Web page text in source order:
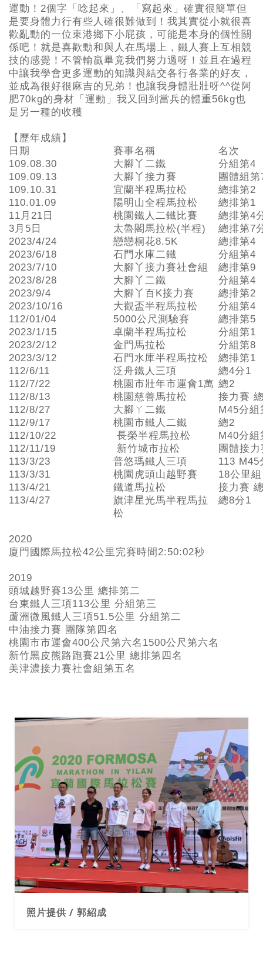
運動！2個字「唸起來」、「寫起來」確實很簡單但
是要身體力行有些人確很難做到！我其實從小就很喜
歡亂動的一位東港鄉下小屁孩，可能是本身的個性關
係吧！就是喜歡動和與人在馬場上，鐵人賽上互相競
技的感覺！不管輸贏畢竟我們努力過呀！並且在過程
中讓我學會更多運動的知識與結交各行各業的好友，
並成為很好很麻吉的兄弟！也讓我身體壯壯呀^^從阿
肥70kg的身材「運動」我又回到當兵的體重56kg也
是另一種的收穫
【歷年成績】
日期
賽事名稱
名次
109.08.30
大腳丫二鐵
分組第4
109.09.13
大腳丫接力賽
團體組第
109.10.31
宜蘭半程馬拉松
總排第2
110.01.09
陽明山全程馬拉松
總排第1
11月21日
桃園鐵人二鐵比賽
總排第4
3月5日
太魯閣馬拉松(半程)
總排第7
2023/4/24
戀戀桐花8.5K
總排第4
2023/6/18
石門水庫二鐵
分組第4
2023/7/10
大腳丫接力賽社會組
總排第9
2023/8/28
大腳丫二鐵
分組第4
2023/9/4
大腳丫百K接力賽
總排第2
2023/10/16
大觀盃半程馬拉松
分組第4
112/01/04
5000公尺測驗賽
總排第5
2023/1/15
卓蘭半程馬拉松
分組第1
2023/2/12
金門馬拉松
分組第8
2023/3/12
石門水庫半程馬拉松
總排第1
112/6/11
泛舟鐵人三項
總4分1
112/7/22
桃園市壯年市運會1萬 總2
112/8/13
桃園慈善馬拉松
接力賽
112/8/27
大腳ㄚ二鐵
M45分組
112/9/17
桃園市鐵人二鐵
總2
112/10/22
長榮半程馬拉松
M40分組
112/11/19
新竹城市拉松
團體接
113/3/23
普悠瑪鐵人三項
113 M45
113/3/31
桃園虎頭山越野賽
18公里
113/4/21
鐵道馬拉松
接力賽
113/4/27
旗津星光馬半程馬拉
松
總8分1
2020
廈門國際馬拉松42公里完賽時間2:50:02秒
2019
頭城越野賽13公里 總排第二
台東鐵人三項113公里 分組第三
蘆洲微風鐵人三項51.5公里 分組第二
中油接力賽 團隊第四名
桃園市市運會400公尺第六名1500公尺第六名
新竹黑皮熊路跑賽21公里 總排第四名
美津濃接力賽社會組第五名